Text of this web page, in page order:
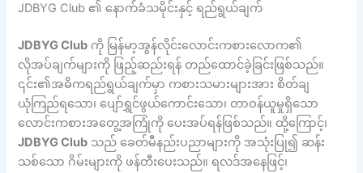
JDBYG Club ၏ နောက်ခံသမိုင်းနှင့် ရည်ရွယ်ချက်
JDBYG Club ကို မြန်မာ့အွန်လိုင်းလောင်းကစားလောက၏
လိုအပ်ချက်များကို ဖြည့်ဆည်းရန် တည်ထောင်ခဲ့ခြင်းဖြစ်သည်။
၎င်း၏အဓိကရည်ရွယ်ချက်မှာ ကစားသမားများအား စိတ်ချ
ယုံကြည်ရသော၊ ပျော်ရွှင်ဖွယ်ကောင်းသော၊ တာဝန်ယူမှုရှိသော
လောင်းကစားအတွေ့အကြုံကို ပေးအပ်ရန်ဖြစ်သည်။ ထို့ကြောင့်၊
JDBYG Club သည် ခေတ်မီနည်းပညာများကို အသုံးပြု၍ ဆန်း
သစ်သော ဂိမ်းများကို ဖန်တီးပေးသည်။ ရလဒ်အနေဖြင့်၊